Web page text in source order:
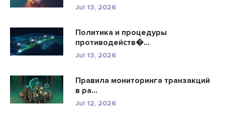
Jul 13, 2026
Политика и процедуры
противодейств�...
Jul 13, 2026
Правила мониторинга транзакций
в ра...
Jul 12, 2026